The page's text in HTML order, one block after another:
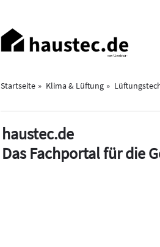
Haupt-
Navigation
Startseite Klima & Lüftung
haustec.de
Das Fachportal für die